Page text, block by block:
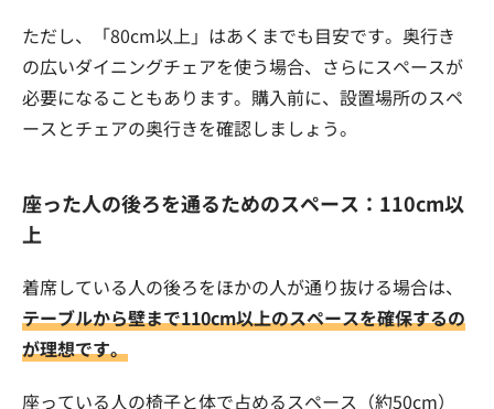
ただし、「80cm以上」はあくまでも目安です。奥行き
の広いダイニングチェアを使う場合、さらにスペースが
必要になることもあります。購入前に、設置場所のスペ
ースとチェアの奥行きを確認しましょう。
座った人の後ろを通るためのスペース：110cm以
上
着席している人の後ろをほかの人が通り抜ける場合は、
テーブルから壁まで110cm以上のスペースを確保するの
が理想です。
座っている人の椅子と体で占めるスペース（約50cm）